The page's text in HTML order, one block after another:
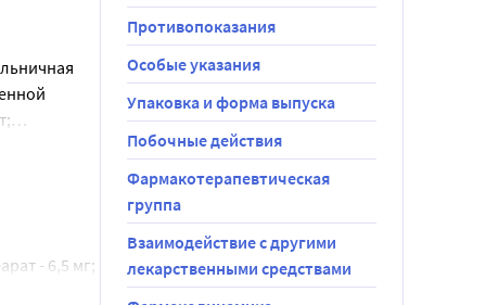
II
- 6,5 мг;
Противопоказания
Особые указания
Упаковка и форма выпуска
Побочные действия
Фармакотерапевтическая
группа
Взаимодействие с другими
лекарственными средствами